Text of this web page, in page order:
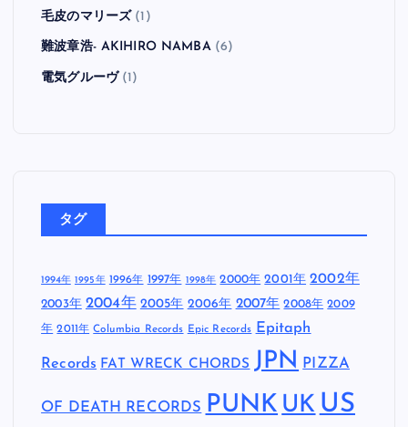
毛皮のマリーズ (1)
難波章浩- AKIHIRO NAMBA(6)
電気グルーヴ(1)
タグ
1994年 1995年 1996年 1997年 1998年 2000年 2001年 2002年
2003年 2004年 2005年 2006年 2007年 2008年 2009
年 2011年 Columbia Records Epic Records Epitaph
Records FAT WRECK CHORDS JPN PIZZA
OF DEATH RECORDS PUNK UK US